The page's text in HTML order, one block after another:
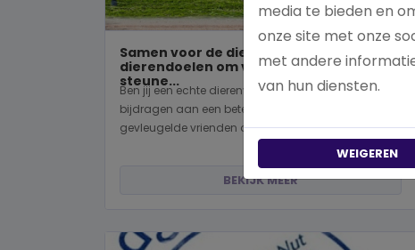
Samen voor de dieren: De mooiste
dierendoelen om vandaag nog te
steune...
Ben jij een echte dierenvriend en wil je graag
bijdragen aan een betere wereld voor viervoeters,
gevleugelde vrienden of wild...
BEKIJK MEER
media te bieden en
onze site met onze
met andere
van hun diensten.
WEIGEREN